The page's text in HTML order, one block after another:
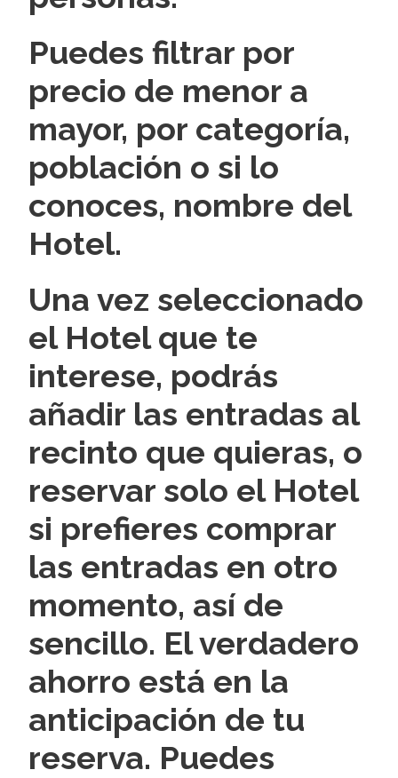
Puedes filtrar por
precio de menor a
mayor, por categoría,
población o si lo
conoces, nombre del
Hotel.
Una vez seleccionado
el Hotel que te
interese, podrás
añadir las entradas al
recinto que quieras, o
reservar solo el Hotel
si prefieres comprar
las entradas en otro
momento, así de
sencillo. El verdadero
ahorro está en la
anticipación de tu
reserva. Puedes